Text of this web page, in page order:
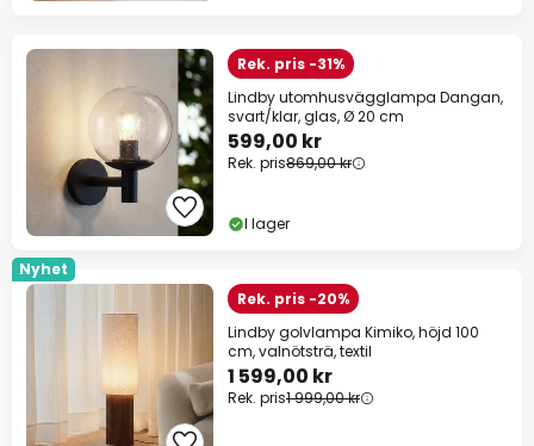
Rek. pris -31%
Lindby utomhusvägglampa Dangan,
svart/klar, glas, Ø 20 cm
599,00 kr
Rek. pris869,00 kr
I lager
Nyhet
Rek. pris -20%
Lindby golvlampa Kimiko, höjd 100
cm, valnötsträ, textil
1 599,00 kr
Rek. pris1 999,00 kr